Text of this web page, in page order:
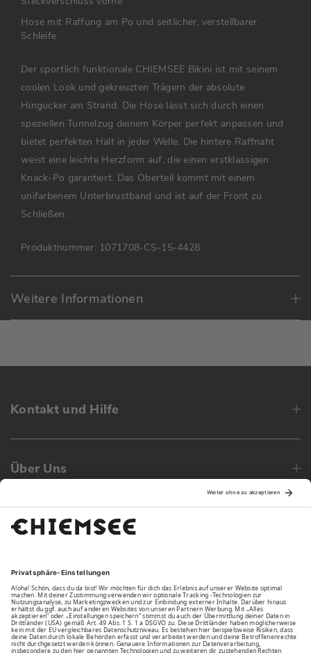
Hose mit Raffung am Po und seitlicher, verstellbarer
Schleife
Der sportlich funktionale CHIEMSEE Bikini ist mit seinem
coolen Look und gekreuzten Trägern der absolute
Hingucker am Strand. Die Hose lässt sich durch einen
speziellen Tunnelzug deinem Körper perfekt anpassen und
bietet perfekten Halt in jeder Welle. Die hintere Raffnaht
weist eine leichte Herzform auf, die einen erstklassigen
Knack-Po garantiert. Das Oberteil kommt mit einem
unifarbenem Unterbrustband und ist auf der Front zu
Schließen.
Produktnummer: 1071708-CS-15-4428
Weitere Informationen
Kontakt und Hilfe
Über Uns
Family
Unsere Vorteile
Unsere Partner